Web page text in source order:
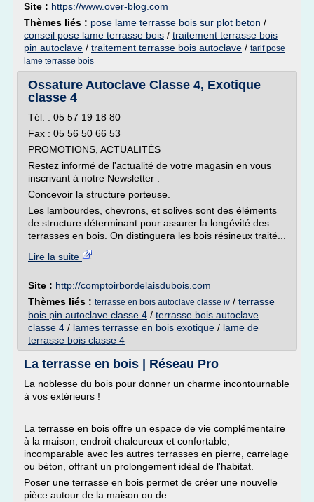
Site : https://www.over-blog.com
Thèmes liés : pose lame terrasse bois sur plot beton /
conseil pose lame terrasse bois / traitement terrasse bois
pin autoclave / traitement terrasse bois autoclave / tarif pose
lame terrasse bois
Ossature Autoclave Classe 4, Exotique
classe 4
Tél. : 05 57 19 18 80
Fax : 05 56 50 66 53
PROMOTIONS, ACTUALITÉS
Restez informé de l'actualité de votre magasin en vous
inscrivant à notre Newsletter :
Concevoir la structure porteuse.
Les lambourdes, chevrons, et solives sont des éléments
de structure déterminant pour assurer la longévité des
terrasses en bois. On distinguera les bois résineux traité...
Lire la suite
Site : http://comptoirbordelaisdubois.com
Thèmes liés : terrasse en bois autoclave classe iv / terrasse
bois pin autoclave classe 4 / terrasse bois autoclave
classe 4 / lames terrasse en bois exotique / lame de
terrasse bois classe 4
La terrasse en bois | Réseau Pro
La noblesse du bois pour donner un charme incontournable
à vos extérieurs !
La terrasse en bois offre un espace de vie complémentaire
à la maison, endroit chaleureux et confortable,
incomparable avec les autres terrasses en pierre, carrelage
ou béton, offrant un prolongement idéal de l'habitat.
Poser une terrasse en bois permet de créer une nouvelle
pièce autour de la maison ou de...